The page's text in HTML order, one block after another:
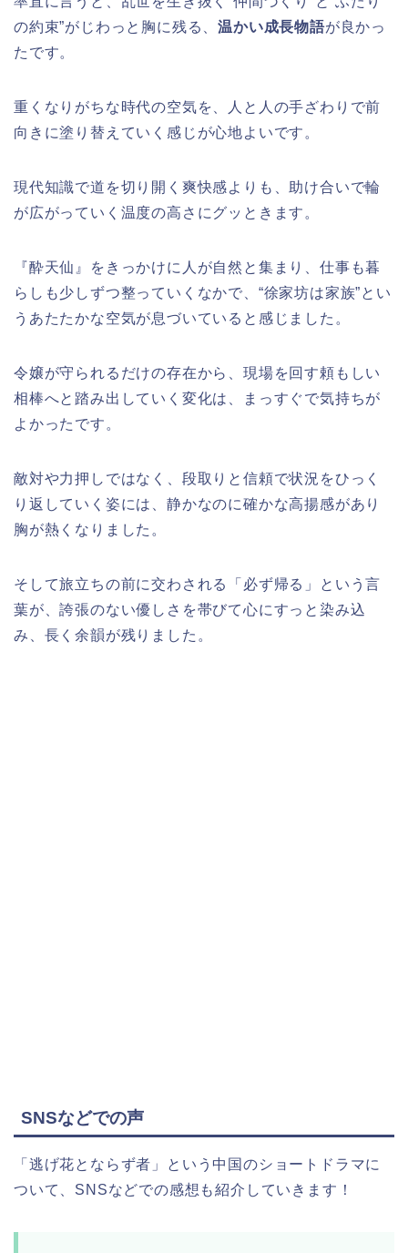
の約束”がじわっと胸に残る、温かい成長物語が良かっ
たです。
重くなりがちな時代の空気を、人と人の手ざわりで前
向きに塗り替えていく感じが心地よいです。
現代知識で道を切り開く爽快感よりも、助け合いで輪
が広がっていく温度の高さにグッときます。
『酔天仙』をきっかけに人が自然と集まり、仕事も暮
らしも少しずつ整っていくなかで、“徐家坊は家族”とい
うあたたかな空気が息づいていると感じました。
令嬢が守られるだけの存在から、現場を回す頼もしい
相棒へと踏み出していく変化は、まっすぐで気持ちが
よかったです。
敵対や力押しではなく、段取りと信頼で状況をひっく
り返していく姿には、静かなのに確かな高揚感があり
胸が熱くなりました。
そして旅立ちの前に交わされる「必ず帰る」という言
葉が、誇張のない優しさを帯びて心にすっと染み込
み、長く余韻が残りました。
SNSなどでの声
「逃げ花とならず者」という中国のショートドラマに
ついて、 SNSなどでの感想も紹介していきます！